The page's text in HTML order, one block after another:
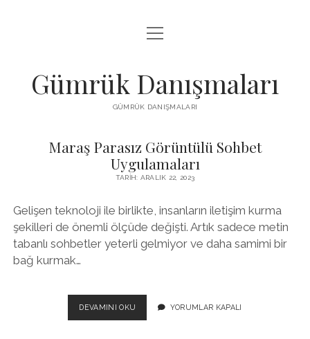
IGTV BEĞENI HILESI PARASIZ
menüyü
aç
Gümrük Danışmaları
GÜMRÜK DANIŞMALARI
Gümrük
Danışmaları
Yazılar
Maraş Parasız Görüntülü Sohbet
Uygulamaları
TARIH: ARALIK 22, 2023
Gelişen teknoloji ile birlikte, insanların iletişim kurma
şekilleri de önemli ölçüde değişti. Artık sadece metin
tabanlı sohbetler yeterli gelmiyor ve daha samimi bir
bağ kurmak…
DEVAMINI OKU MARAŞ
PARASIZ
YORUMLAR KAPALI